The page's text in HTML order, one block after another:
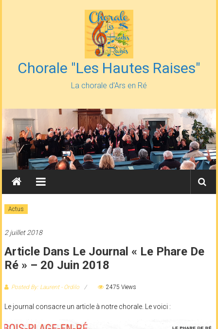
Chorale "Les Hautes Raises"
La chorale d'Ars en Ré
Actus
2 juillet 2018
Article Dans Le Journal « Le Phare De
Ré » – 20 Juin 2018
Posted By: Laurent - Ordilo 2475 Views
Le journal consacre un article à notre chorale. Le voici :